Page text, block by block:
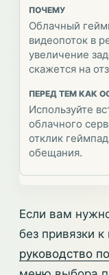
Облачный
видеопоток в
увеличение
скажется на
Используйте
облачного
отклик
обещания.
Если вам
без привязки
руководство